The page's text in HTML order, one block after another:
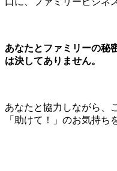
あなたとファミリーの秘
は決してありません。
あなたと協力しながら、
「助けて！」のお気持ち